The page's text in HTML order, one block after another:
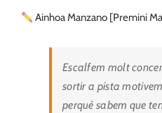
Ainhoa Manzano [Premini
Escalfem molt
sortir a pista
perquè sabem que